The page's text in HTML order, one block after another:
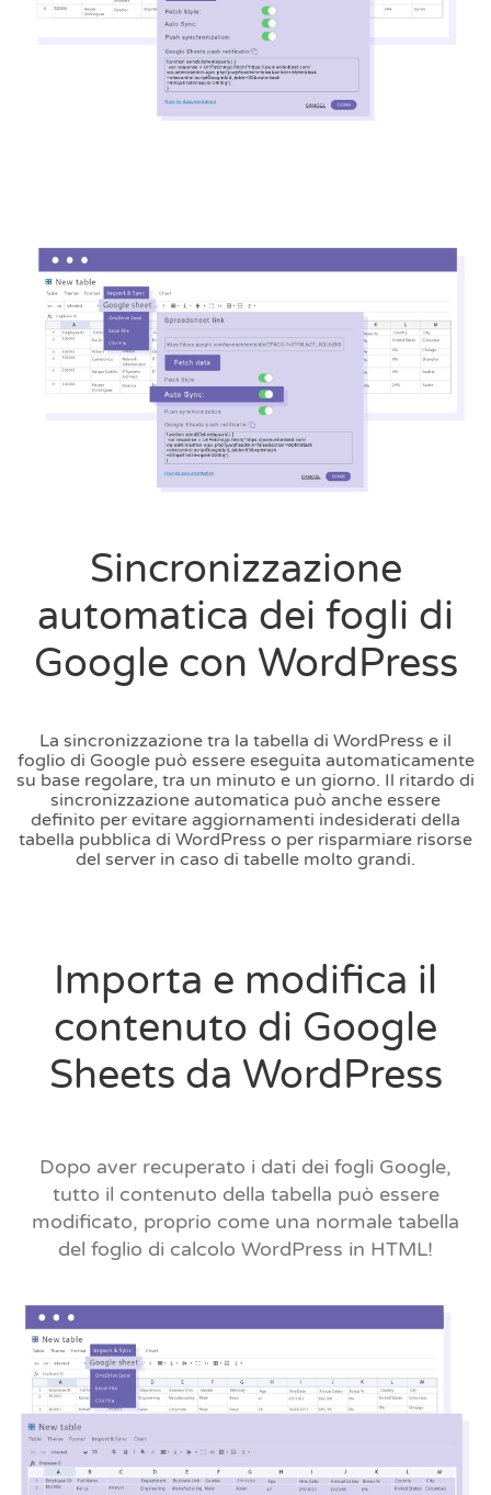
Sincronizzazione
automatica dei fogli di
Google con WordPress
La sincronizzazione tra la tabella di WordPress e il
foglio di Google può essere eseguita automaticamente
su base regolare, tra un minuto e un giorno. Il ritardo di
sincronizzazione automatica può anche essere
definito per evitare aggiornamenti indesiderati della
tabella pubblica di WordPress o per risparmiare risorse
del server in caso di tabelle molto grandi.
Importa e modifica il
contenuto di Google
Sheets da WordPress
Dopo aver recuperato i dati dei fogli Google,
tutto il contenuto della tabella può essere
modificato, proprio come una normale tabella
del foglio di calcolo WordPress in HTML!